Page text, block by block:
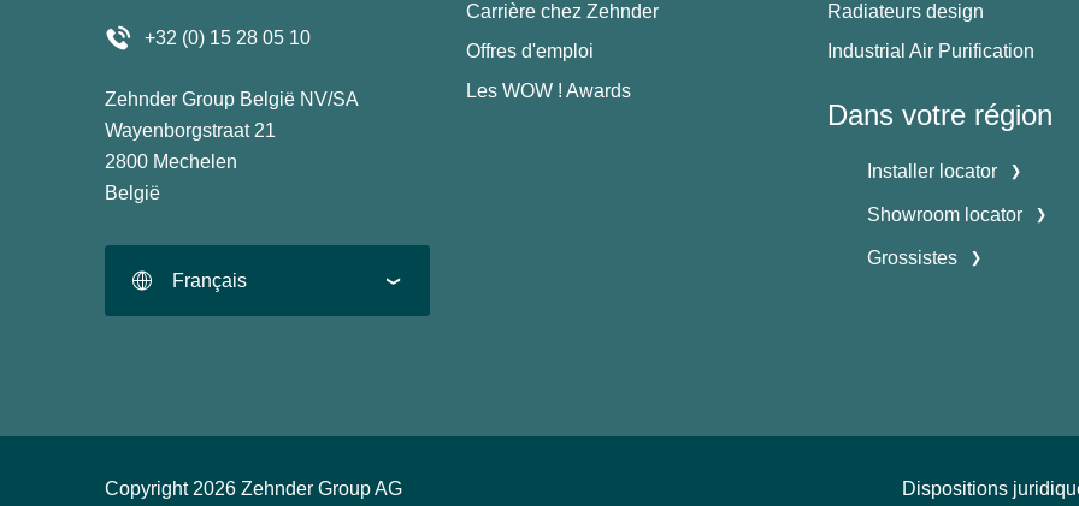
+32 (0) 15 28 05 10
Zehnder Group België NV/SA
Wayenborgstraat 21
2800 Mechelen
België
Français
Carrière chez Zehnder
Offres d'emploi
Les WOW ! Awards
Radiateurs design
Industrial Air Purification
Dans votre région
Installer locator
Showroom locator
Grossistes
Copyright 2026 Zehnder Group AG Dispositions